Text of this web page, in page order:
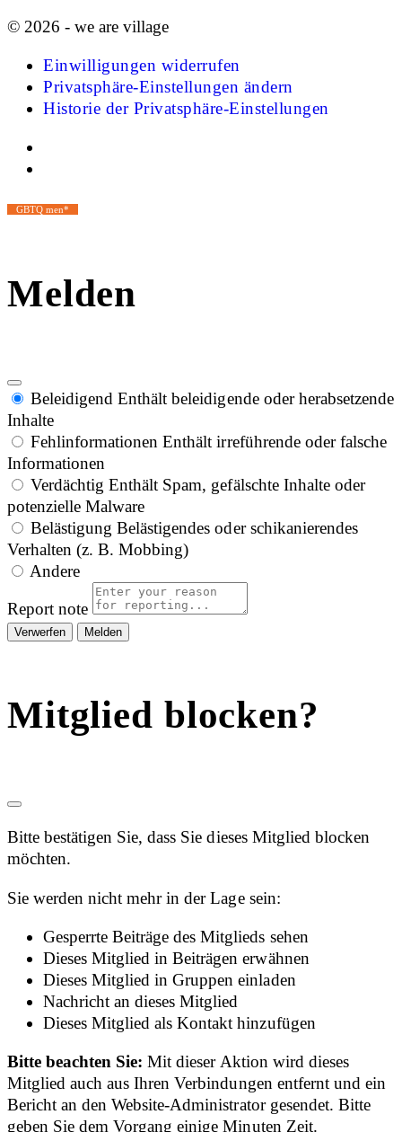
© 2026 - we are village
Einwilligungen widerrufen
Privatsphäre-Einstellungen ändern
Historie der Privatsphäre-Einstellungen
GBTQ men*
Melden
Beleidigend Enthält beleidigende oder herabsetzende
Inhalte
Fehlinformationen Enthält irreführende oder falsche
Informationen
Verdächtig Enthält Spam, gefälschte Inhalte oder
potenzielle Malware
Belästigung Belästigendes oder schikanierendes
Verhalten (z. B. Mobbing)
Andere
Report note
Melden
Mitglied blocken?
Bitte bestätigen Sie, dass Sie dieses Mitglied blocken
möchten.
Sie werden nicht mehr in der Lage sein:
Gesperrte Beiträge des Mitglieds sehen
Dieses Mitglied in Beiträgen erwähnen
Dieses Mitglied in Gruppen einladen
Nachricht an dieses Mitglied
Dieses Mitglied als Kontakt hinzufügen
Bitte beachten Sie:Mit dieser Aktion wird dieses
Mitglied auch aus Ihren Verbindungen entfernt und ein
Bericht an den Website-Administrator gesendet. Bitte
geben Sie dem Vorgang einige Minuten Zeit.